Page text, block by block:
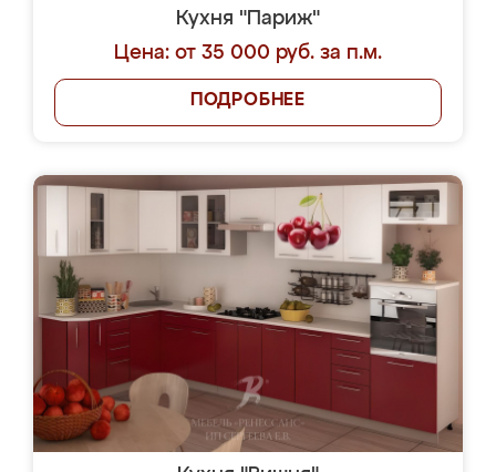
Кухня "Париж"
Цена: от 35 000 руб. за п.м.
ПОДРОБНЕЕ